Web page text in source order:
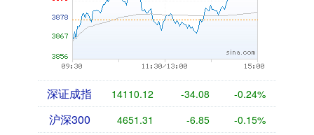
深证成指 14110.12 -34.08 -0.24%
沪深300 4651.31 -6.85 -0.15%